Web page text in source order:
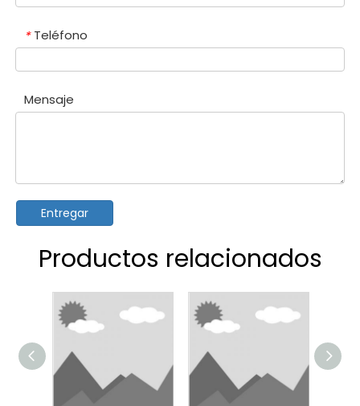
* Teléfono
Mensaje
Entregar
Productos relacionados